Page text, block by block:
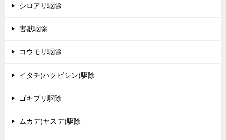
シロアリ駆除
害獣駆除
コウモリ駆除
イタチ(ハクビシン)駆除
ゴキブリ駆除
ムカデ(ヤスデ)駆除